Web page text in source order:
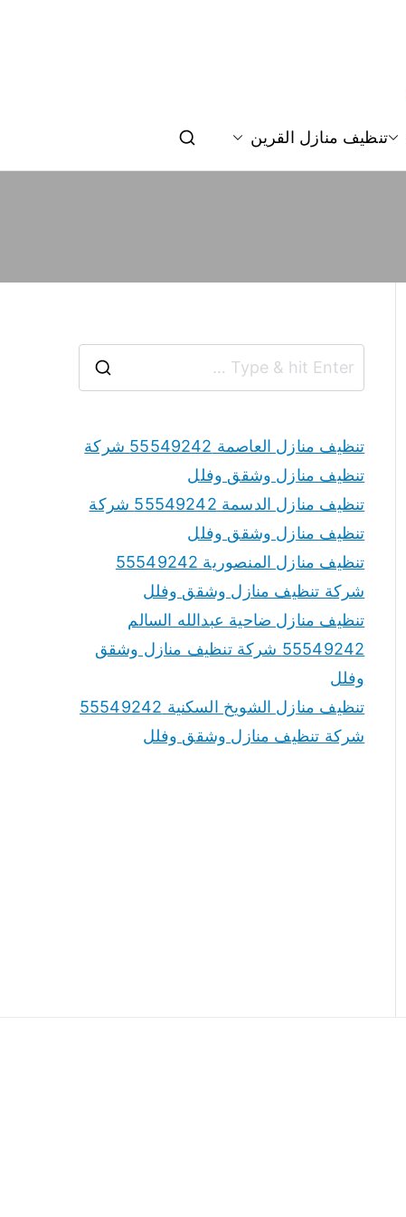
تنظيف منازل القرين
تنظيف منازل العاصمة 55549242 شركة
تنظيف منازل وشقق وفلل
تنظيف منازل الدسمة 55549242 شركة
تنظيف منازل وشقق وفلل
تنظيف منازل المنصورية 55549242
شركة تنظيف منازل وشقق وفلل
تنظيف منازل ضاحية عبدالله السالم
55549242 شركة تنظيف منازل وشقق
وفلل
تنظيف منازل الشويخ السكنية 55549242
شركة تنظيف منازل وشقق وفلل